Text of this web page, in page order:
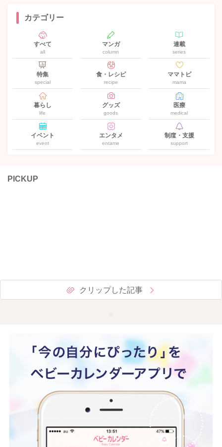
カテゴリー
すべて
all
マンガ
column
連載
series
特集
special
食・レシピ
recipe
ママトピ
mama
暮らし
life
グッズ
goods
医療
medical
イベント
event
エンタメ
entame
制度・支援
support
PICKUP
クリップした記事